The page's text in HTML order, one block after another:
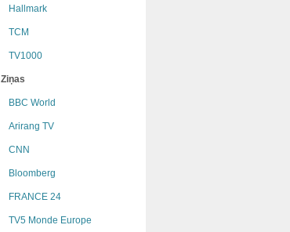
Hallmark
TCM
TV1000
Ziņas
BBC World
Arirang TV
CNN
Bloomberg
FRANCE 24
TV5 Monde Europe